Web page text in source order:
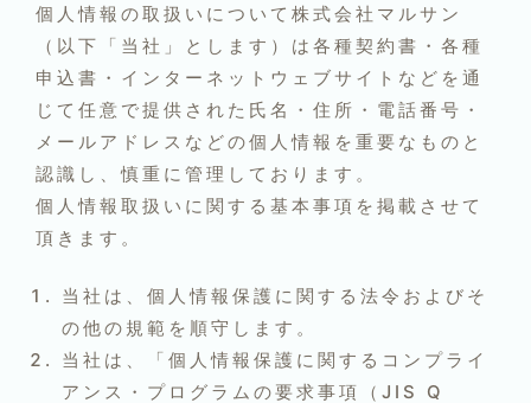
個人情報の取扱いについて株式会社マルサン
（以下「当社」とします）は各種契約書・各種
申込書・インターネットウェブサイトなどを通
じて任意で提供された氏名・住所・電話番号・
メールアドレスなどの個人情報を重要なものと
認識し、慎重に管理しております。
個人情報取扱いに関する基本事項を掲載させて
頂きます。
当社は、個人情報保護に関する法令およびそ
の他の規範を順守します。
当社は、「個人情報保護に関するコンプライ
アンス・プログラムの要求事項（JIS Q